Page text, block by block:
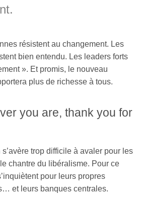
résistent au changement. Les
bien entendu. Les leaders forts
». Et promis, le nouveau
plus de richesse à tous.
you are, thank you for
s’avère trop difficile à avaler pour les
chantre du libéralisme. Pour ce
pour leurs propres
et leurs banques centrales.